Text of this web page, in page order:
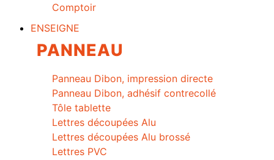
Comptoir
ENSEIGNE
PANNEAU
Panneau Dibon, impression directe
Panneau Dibon, adhésif contrecollé
Tôle tablette
Lettres découpées Alu
Lettres découpées Alu brossé
Lettres PVC